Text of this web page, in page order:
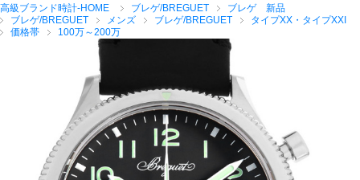
ブランドから探す
全てのブランドを見
ロレックス
パテック
高級ブランド時計-HOME ブレゲ/BREGUET
ブレゲ 新品
ブレゲ/BREGUET
メンズ ブレゲ/BREGUET
タイプXX・タイプXXI
価格帯
100万～200万